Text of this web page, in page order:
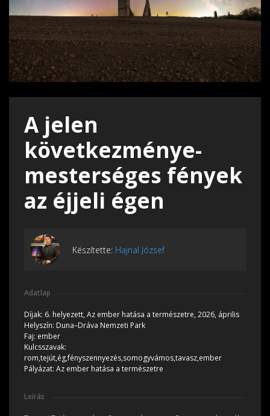
A jelen
következménye-
mesterséges fények
az éjjeli égen
Készítette: Hajnal József
Adatlap
Díjak: 6. helyezett, Az ember hatása a természetre, 2026, április
Helyszín: Duna–Dráva Nemzeti Park
Faj: ember
Kulcsszavak:
rom,tejút,ég,fényszennyezés,somogyvámos,tavasz,ember
Pályázat: Az ember hatása a természetre
Leírás